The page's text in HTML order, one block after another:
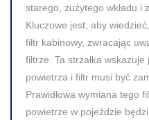
starego, zużytego wkładu i
Kluczowe jest, aby
filtr kabinowy, zwracając
filtrze. Ta strzałka wskazuje
powietrza i filtr musi być
Prawidłowa wymiana tego
powietrze w pojeździe